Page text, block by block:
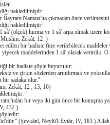
nakledilmiştir:
Namazı'na çıkmadan önce
nakledilmiştir:
sâ' (ölçek) hurma ve 1 sâ' arpa olmak üzere
Zekât, 12 .)
edilen bir hadiste fitre verilebilecek maddeler
maddelerinden 1 sâ' olarak verirdik.
bir hadiste şöyle buyurulur:
ve çirkin sözlerden arındırmak ve
bir sadaka olur."
Zekât, 12 , 13, 16)
bir veya iki gün önce bir konuşma
432.)
(Şevkânî, Neylü'l-Evtâr, IV, 183.)